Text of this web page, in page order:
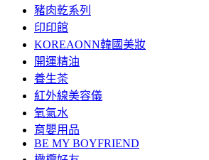
豬肉乾系列
印印館
KOREAONN韓國美妝
開運精油
養生茶
紅外線美容儀
氧氣水
育嬰用品
BE MY BOYFRIEND